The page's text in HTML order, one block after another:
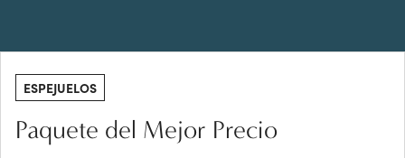
ESPEJUELOS
Paquete del Mejor Precio